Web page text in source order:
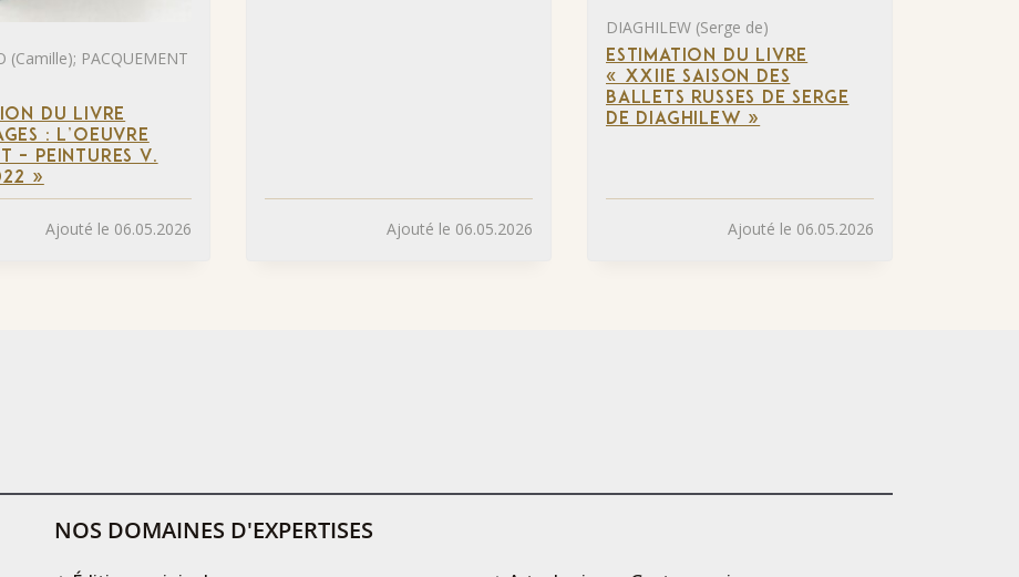
(Camille); PACQUEMENT
DU LIVRE
: L’OEUVRE
– PEINTURES V.
»
Ajouté le 06.05.2026 Ajouté le 06.05.2026
DIAGHILEW (Serge de)
ESTIMATION DU LIVRE
« XXIIE SAISON DES
BALLETS RUSSES DE SERGE
DE DIAGHILEW »
Ajouté le 06.05.2026
NOS DOMAINES D'EXPERTISES